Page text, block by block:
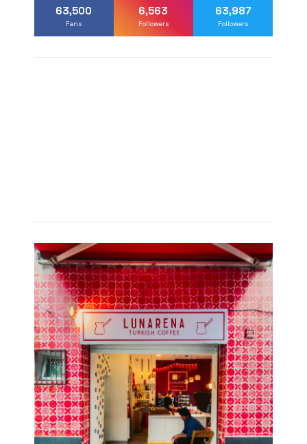
63,500
Fans
6,563
Followers
63,987
Followers